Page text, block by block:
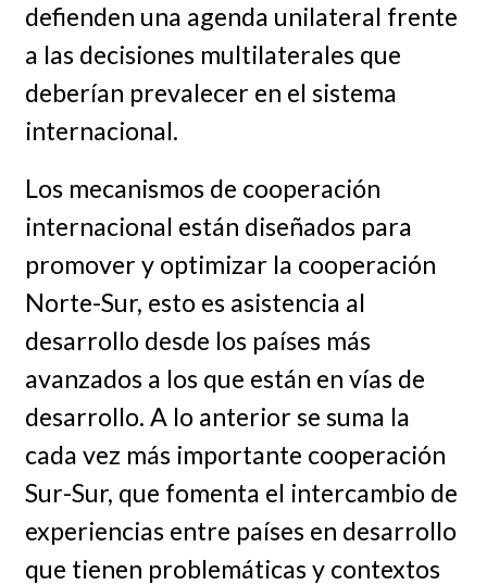
defienden una agenda unilateral frente
a las decisiones multilaterales que
deberían prevalecer en el sistema
internacional.
Los mecanismos de cooperación
internacional están diseñados para
promover y optimizar la cooperación
Norte-Sur, esto es asistencia al
desarrollo desde los países más
avanzados a los que están en vías de
desarrollo. A lo anterior se suma la
cada vez más importante cooperación
Sur-Sur, que fomenta el intercambio de
experiencias entre países en desarrollo
que tienen problemáticas y contextos